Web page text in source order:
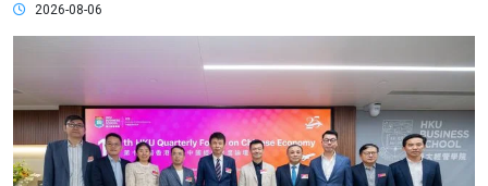
2026-08-06